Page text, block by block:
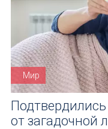
Мир
от загадочной